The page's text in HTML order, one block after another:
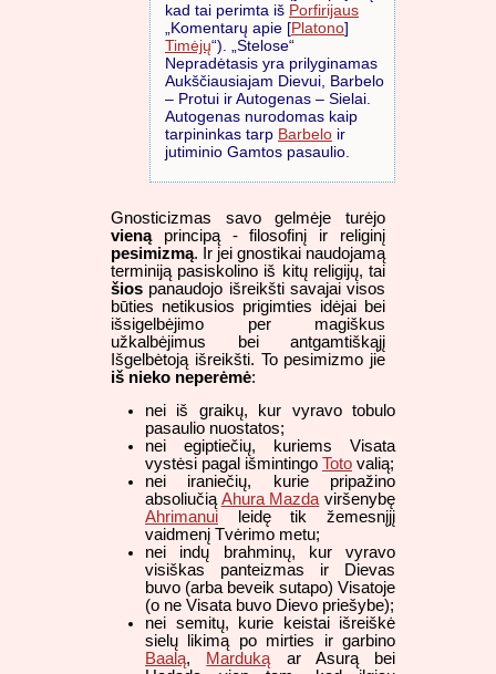
kad tai perimta iš Porfirijaus
„Komentarų apie [Platono]
Timėjų“). „Stelose“
Nepradėtasis yra prilyginamas
Aukščiausiajam Dievui, Barbelo
– Protui ir Autogenas – Sielai.
Autogenas nurodomas kaip
tarpininkas tarp Barbelo ir
jutiminio Gamtos pasaulio.
Gnosticizmas savo gelmėje turėjo
vienąprincipą - filosofinį ir religinį
pesimizmą. Ir jei gnostikai naudojamą
terminiją pasiskolino iš kitų religijų, tai
šios panaudojo išreikšti savajai visos
būties netikusios prigimties idėjai bei
išsigelbėjimo per magiškus
užkalbėjimus bei antgamtiškąjį
Išgelbėtoją išreikšti. To pesimizmo jie
iš nieko neperėmė:
nei iš graikų, kur vyravo tobulo
pasaulio nuostatos;
nei egiptiečių, kuriems Visata
vystėsi pagal išmintingo Toto valią;
nei iraniečių, kurie pripažino
absoliučiąAhura Mazdaviršenybę
Ahrimanui leidę tik žemesnįjį
vaidmenį Tvėrimo metu;
nei indų brahminų, kur vyravo
visiškas panteizmas ir Dievas
buvo (arba beveik sutapo) Visatoje
(o ne Visata buvo Dievo priešybe);
nei semitų, kurie keistai išreiškė
sielų likimą po mirties ir garbino
Baalą, Mardukąar Asurą bei